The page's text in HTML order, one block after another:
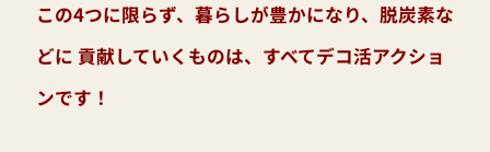
この4つに限らず、暮らしが豊かになり、脱炭素な
どに 貢献していくものは、すべてデコ活アクショ
ンです！